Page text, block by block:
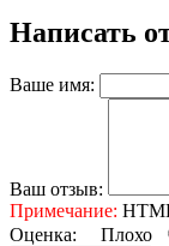
Написать
Ваше имя:
Ваш отзыв:
Примечание:
Оценка: Плохо